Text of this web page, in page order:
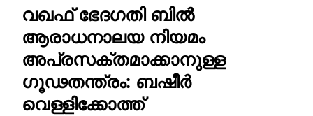
വഖഫ് ഭേദഗതി ബിൽ
ആരാധനാലയ നിയമം
അപ്രസക്തമാക്കാനുള്ള
ഗൂഢതന്ത്രം: ബഷീർ
വെള്ളിക്കോത്ത്